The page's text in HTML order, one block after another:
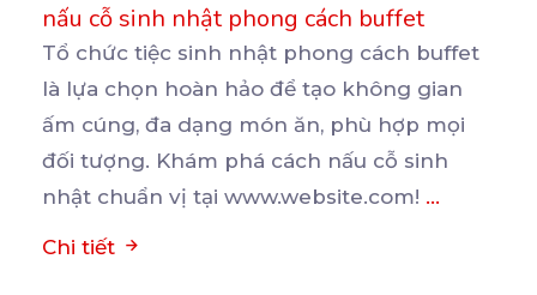
nấu cỗ sinh nhật phong cách buffet
Tổ chức tiệc sinh nhật phong cách buffet
là lựa chọn hoàn hảo để tạo không gian
ấm cúng, đa dạng món ăn, phù hợp mọi
đối tượng. Khám phá cách nấu cỗ sinh
nhật chuẩn vị tại www.website.com! ...
Chi tiết